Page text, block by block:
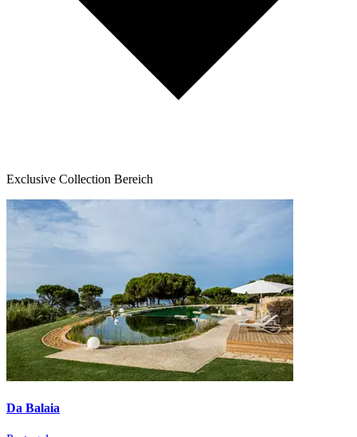
Exclusive Collection Bereich
Da Balaia